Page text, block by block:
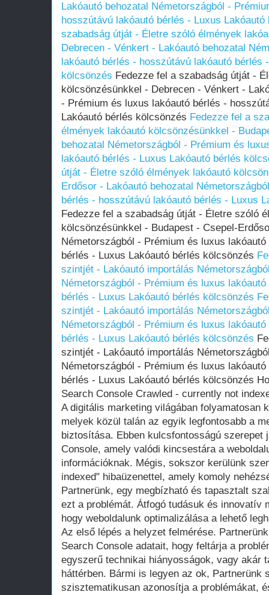
Lakóautó behozatal Németországból -
hosszútávú lakóautó bérlés - Luxus
szabadság útját - Életre szóló élmények
Debrecen - Vénkert - Lakóautó behozatal
lakóautó bérlés - hosszútávú lakóautó bérlés
kölcsönzés Fedezze fel a szabadság útját -
kölcsönzésünkkel - Debrecen - Vénkert -
- Prémium és luxus lakóautó bérlés -
Lakóautó bérlés kölcsönzés Fedezze fel a
élmények lakóautó kölcsönzésünkkel -
behozatal Németországból - Prémium és
lakóautó bérlés - Luxus Lakóautó bérlés
útját - Életre szóló élmények lakóautó
Erdősor - Lakóautó behozatal
bérlés - hosszútávú lakóautó bérlés - Luxus
Fedezze fel a szabadság útját - Életre szóló
kölcsönzésünkkel - Budapest - Csepel-
Németországból - Prémium és luxus
bérlés - Luxus Lakóautó bérlés kölcsönzés
szintjét - Lakóautó importálás
Németországból - Prémium és luxus
bérlés - Luxus Lakóautó bérlés kölcsönzés
szintjét - Lakóautó importálás
Németországból - Prémium és luxus
bérlés - Luxus Lakóautó bérlés kölcsönzés
szintjét - Lakóautó importálás
Németországból - Prémium és luxus
bérlés - Luxus Lakóautó bérlés kölcsönzés
Search Console Crawled - currently not
A digitális marketing világában folyamatosan
melyek közül talán az egyik legfontosabb a
biztosítása. Ebben kulcsfontosságú szerepet
Console, amely valódi kincsestára a
információknak. Mégis, sokszor kerülünk
indexed" hibaüzenettel, amely komoly
Partnerünk, egy megbízható és tapasztalt
ezt a problémát. Átfogó tudásuk és innovatív
hogy weboldalunk optimalizálása a lehető
Az első lépés a helyzet felmérése.
Search Console adatait, hogy feltárja a
egyszerű technikai hiányosságok, vagy akár
háttérben. Bármi is legyen az ok, Partnerünk
szisztematikusan azonosítja a problémákat,